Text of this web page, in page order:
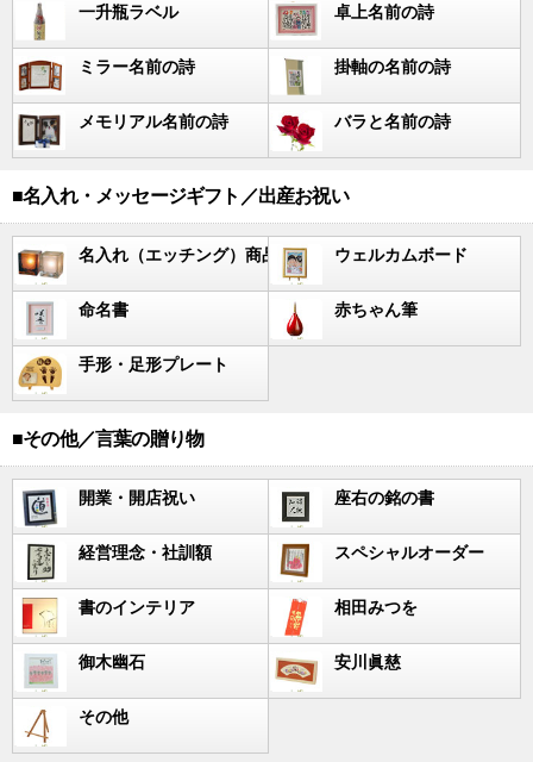
一升瓶ラベル 卓上名前の詩
ミラー名前の詩 掛軸の名前の詩
メモリアル名前の詩 バラと名前の詩
■名入れ・メッセージギフト／出産お祝い
名入れ（エッチング）商品 ウェルカムボード
命名書 赤ちゃん筆
手形・足形プレート
■その他／言葉の贈り物
開業・開店祝い 座右の銘の書
経営理念・社訓額 スペシャルオーダー
書のインテリア 相田みつを
御木幽石 安川眞慈
その他